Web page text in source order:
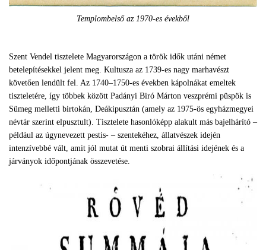
Templombelső az 1970-es évekből
Szent Vendel tisztelete Magyarországon a török idők utáni német
betelepítésekkel jelent meg. Kultusza az 1739-es nagy marhavészt
követően lendült fel. Az 1740–1750-es években kápolnákat emeltek
tiszteletére, így többek között Padányi Biró Márton veszprémi püspök is
Sümeg melletti birtokán, Deákipusztán (amely az 1975-ös egyházmegyei
névtár szerint elpusztult). Tisztelete hasonlóképp alakult más bajelhárító –
például az úgynevezett pestis- – szentekéhez, állatvészek idején
intenzívebbé vált, amit jól mutat út menti szobrai állítási idejének és a
járványok időpontjának összevetése.